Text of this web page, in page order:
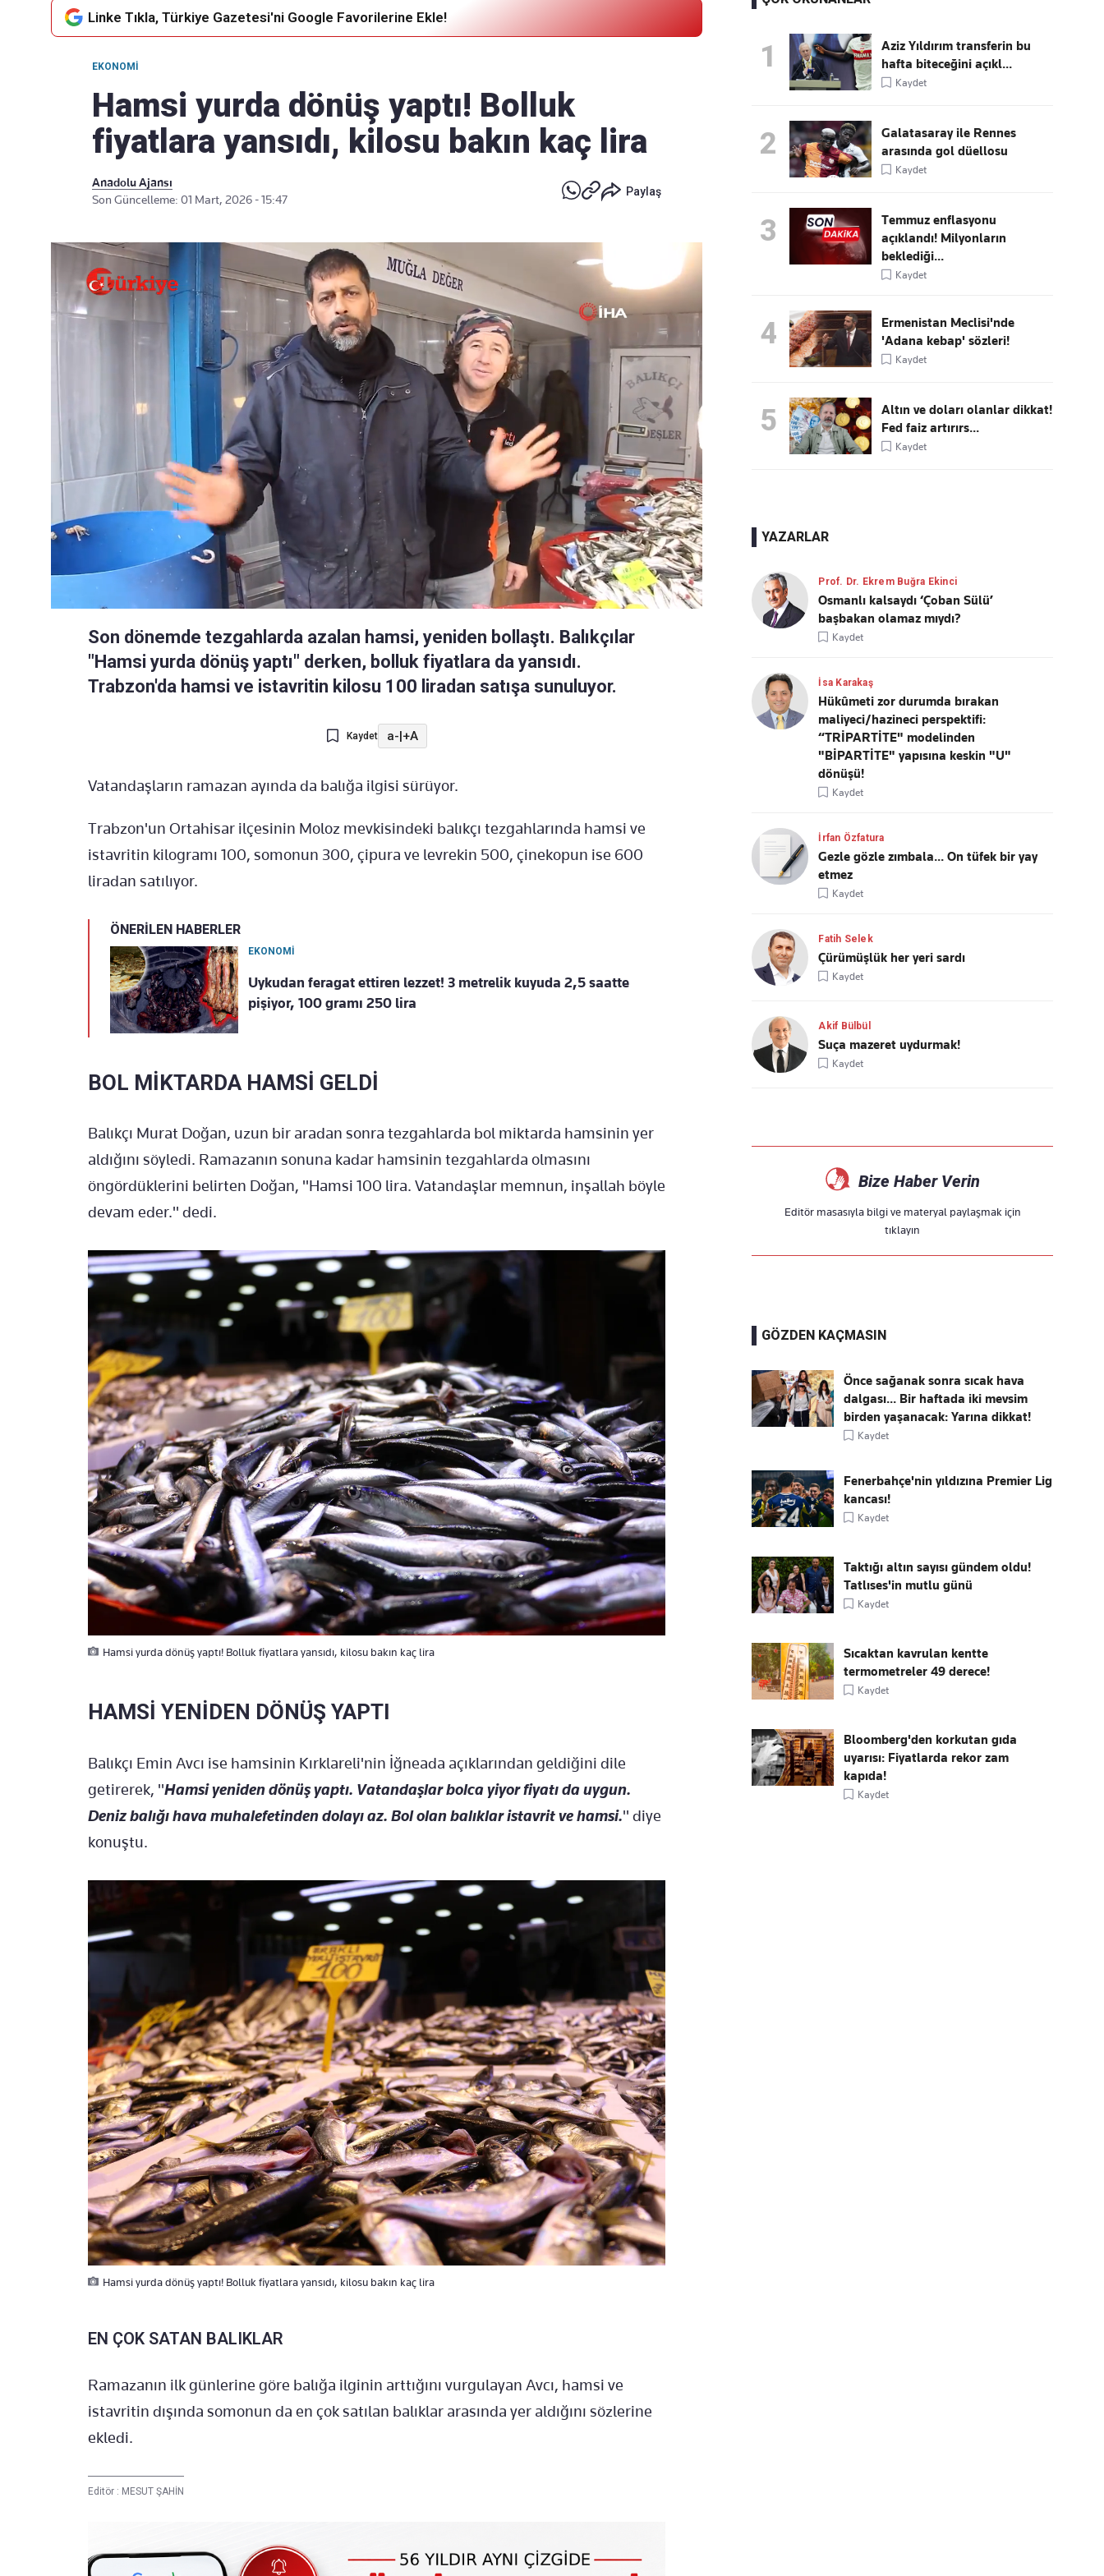
akışımıza ulaşın
göndermek içintıklayın
Kaçırmayın
Ücretsiz üye olun, gündemi
Linke Tıkla, Türkiye Gazetesi'ni Google Favorilerine Ekle!
EKONOMI
Hamsi yurda dönüş yaptı! Bolluk
fiyatlara yansıdı, kilosu bakın kaç lira
Anadolu Ajansı
Son Güncelleme: 01 Mart, 2026 - 15:47
Paylaş
Son dönemde tezgahlarda azalan hamsi, yeniden bollaştı. Balıkçılar
"Hamsi yurda dönüş yaptı" derken, bolluk fiyatlara da yansıdı.
Trabzon'da hamsi ve istavritin kilosu 100 liradan satışa sunuluyor.
Kaydet a-|+A
Vatandaşların ramazan ayında da balığa ilgisi sürüyor.
Trabzon'un Ortahisar ilçesinin Moloz mevkisindeki balıkçı tezgahlarında hamsi ve
istavritin kilogramı 100, somonun 300, çipura ve levrekin 500, çinekopun ise 600
liradan satılıyor.
ÖNERİLEN HABERLER
EKONOMİ
Uykudan feragat ettiren lezzet! 3 metrelik kuyuda 2,5 saatte
pişiyor, 100 gramı 250 lira
BOL MİKTARDA HAMSİ GELDİ
Balıkçı Murat Doğan, uzun bir aradan sonra tezgahlarda bol miktarda hamsinin yer
aldığını söyledi. Ramazanın sonuna kadar hamsinin tezgahlarda olmasını
öngördüklerini belirten Doğan, "Hamsi 100 lira. Vatandaşlar memnun, inşallah böyle
devam eder." dedi.
Hamsi yurda dönüş yaptı! Bolluk fiyatlara yansıdı, kilosu bakın kaç lira
HAMSİ YENİDEN DÖNÜŞ YAPTI
Balıkçı Emin Avcı ise hamsinin Kırklareli'nin İğneada açıklarından geldiğini dile
getirerek, "Hamsi yeniden dönüş yaptı. Vatandaşlar bolca yiyor fiyatı da uygun.
Deniz balığı hava muhalefetinden dolayı az. Bol olan balıklar istavrit ve hamsi." diye
konuştu.
Hamsi yurda dönüş yaptı! Bolluk fiyatlara yansıdı, kilosu bakın kaç lira
EN ÇOK SATAN BALIKLAR
Ramazanın ilk günlerine göre balığa ilginin arttığını vurgulayan Avcı, hamsi ve
istavritin dışında somonun da en çok satılan balıklar arasında yer aldığını sözlerine
ekledi.
Editör : MESUT ŞAHİN
1
Aziz Yıldırım transferin bu
hafta biteceğini açıkl...
Kaydet
2
Galatasaray ile Rennes
arasında gol düellosu
Kaydet
3
Temmuz enflasyonu
açıklandı! Milyonların
beklediği...
Kaydet
4
Ermenistan Meclisi'nde
'Adana kebap' sözleri!
Kaydet
5
Altın ve doları olanlar dikkat!
Fed faiz artırırs...
Kaydet
YAZARLAR
Prof. Dr. Ekrem Buğra Ekinci
Osmanlı kalsaydı ‘Çoban Sülü’
başbakan olamaz mıydı?
Kaydet
İsa Karakaş
Hükûmeti zor durumda bırakan
maliyeci/hazineci perspektifi:
“TRİPARTİTE" modelinden
"BİPARTİTE" yapısına keskin "U"
dönüşü!
Kaydet
İrfan Özfatura
Gezle gözle zımbala... On tüfek bir yay
etmez
Kaydet
Fatih Selek
Çürümüşlük her yeri sardı
Kaydet
Akif Bülbül
Suça mazeret uydurmak!
Kaydet
Bize Haber Verin
Editör masasıyla bilgi ve materyal paylaşmak için
tıklayın
GÖZDEN KAÇMASIN
Önce sağanak sonra sıcak hava
dalgası... Bir haftada iki mevsim
birden yaşanacak: Yarına dikkat!
Kaydet
Fenerbahçe'nin yıldızına Premier Lig
kancası!
Kaydet
Taktığı altın sayısı gündem oldu!
Tatlıses'in mutlu günü
Kaydet
Sıcaktan kavrulan kentte
termometreler 49 derece!
Kaydet
Bloomberg'den korkutan gıda
uyarısı: Fiyatlarda rekor zam
kapıda!
Kaydet